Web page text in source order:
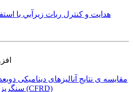
هدايت و كنترل ربات زيرآبي با